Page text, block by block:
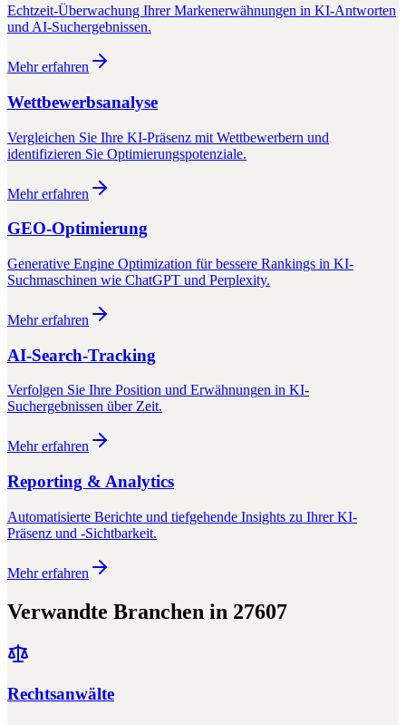
Echtzeit-Überwachung Ihrer Markenerwähnungen in KI-Antworten
und AI-Suchergebnissen.
Mehr erfahren
Wettbewerbsanalyse
Vergleichen Sie Ihre KI-Präsenz mit Wettbewerbern und
identifizieren Sie Optimierungspotenziale.
Mehr erfahren
GEO-Optimierung
Generative Engine Optimization für bessere Rankings in KI-
Suchmaschinen wie ChatGPT und Perplexity.
Mehr erfahren
AI-Search-Tracking
Verfolgen Sie Ihre Position und Erwähnungen in KI-
Suchergebnissen über Zeit.
Mehr erfahren
Reporting & Analytics
Automatisierte Berichte und tiefgehende Insights zu Ihrer KI-
Präsenz und -Sichtbarkeit.
Mehr erfahren
Verwandte Branchen in 27607
Rechtsanwälte